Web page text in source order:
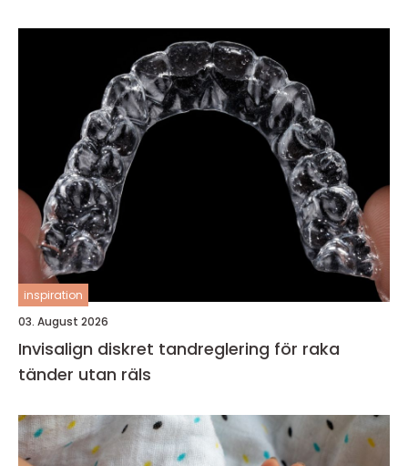
inspiration
03. August 2026
Invisalign diskret tandreglering för raka
tänder utan räls